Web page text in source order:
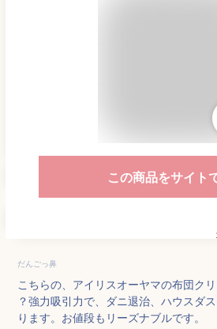
この商品をサイト
だんごっ鼻
こちらの、アイリスオーヤマの布団ク
？強力吸引力で、ダニ退治、ハウスダ
ります。お値段もリーズナブルです。